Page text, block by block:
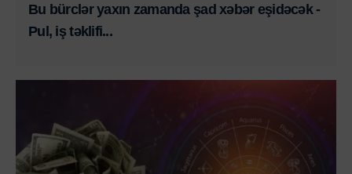
Bu bürclər yaxın zamanda şad xəbər eşidəcək -
Pul, iş təklifi...